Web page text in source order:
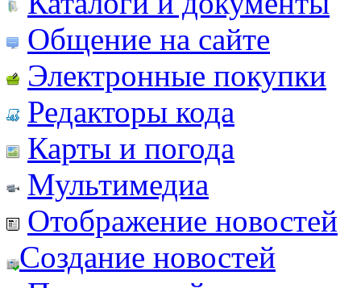
Общение на сайте
Электронные покупки
Редакторы кода
Карты и погода
Мультимедиа
Отображение новостей
Создание новостей